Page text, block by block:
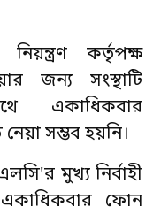
কর্তৃপক্ষ
জন্য সংস্থাটি
একাধিকবার
সম্ভব হয়নি।
মুখ্য নির্বাহী
একাধিকবার ফোন